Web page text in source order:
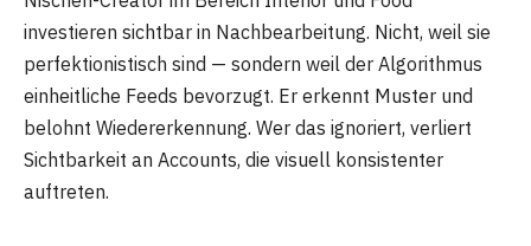
investieren sichtbar in Nachbearbeitung. Nicht, weil sie
perfektionistisch sind — sondern weil der Algorithmus
einheitliche Feeds bevorzugt. Er erkennt Muster und
belohnt Wiedererkennung. Wer das ignoriert, verliert
Sichtbarkeit an Accounts, die visuell konsistenter
auftreten.